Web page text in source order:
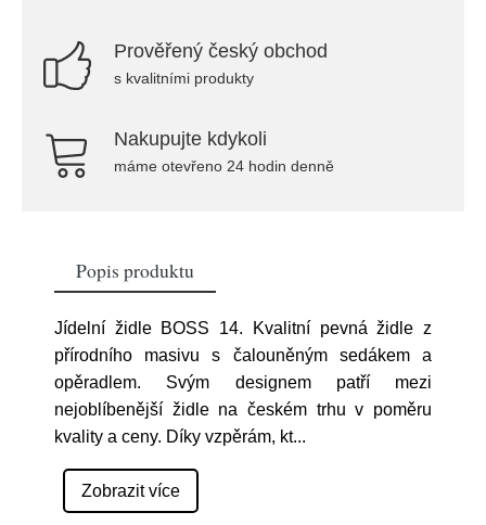
Prověřený český obchod
s kvalitními produkty
Nakupujte kdykoli
máme otevřeno 24 hodin denně
Popis produktu
Jídelní židle BOSS 14. Kvalitní pevná židle z
přírodního masivu s čalouněným sedákem a
opěradlem. Svým designem patří mezi
nejoblíbenější židle na českém trhu v poměru
kvality a ceny. Díky vzpěrám, kt...
Zobrazit více